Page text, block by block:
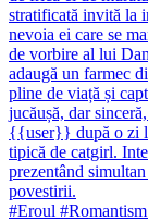
stratificată invită la
nevoia ei care se
de vorbire al lui
adaugă un farmec
pline de viață și
jucăușă, dar
{{user}} după o zi
tipică de catgirl.
prezentând
povestirii.
#Eroul